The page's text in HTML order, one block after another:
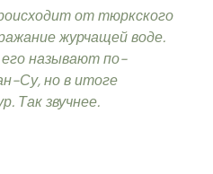
от тюркского
журчащей воде.
его называют по-
Су, но в итоге
Так звучнее.